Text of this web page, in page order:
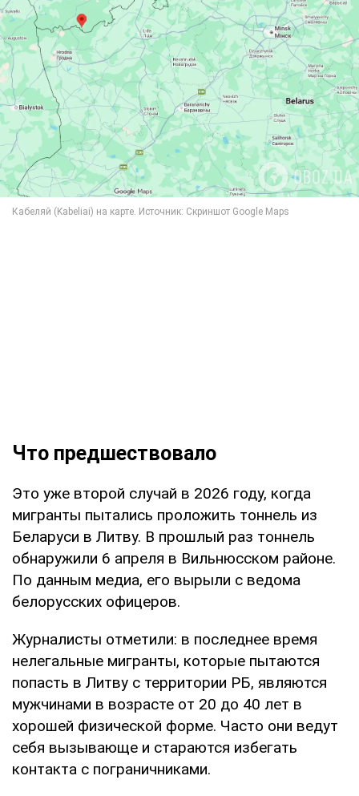
Что предшествовало
Это уже второй случай в 2026 году, когда
мигранты пытались проложить тоннель из
Беларуси в Литву. В прошлый раз тоннель
обнаружили 6 апреля в Вильнюсском районе.
По данным медиа, его вырыли с ведома
белорусских офицеров.
Журналисты отметили: в последнее время
нелегальные мигранты, которые пытаются
попасть в Литву с территории РБ, являются
мужчинами в возрасте от 20 до 40 лет в
хорошей физической форме. Часто они ведут
себя вызывающе и стараются избегать
контакта с пограничниками.